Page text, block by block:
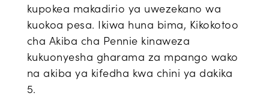
kupokea makadirio ya uwezekano wa
kuokoa pesa. Ikiwa huna bima, Kikokotoo
cha Akiba cha Pennie kinaweza
kukuonyesha gharama za mpango wako
na akiba ya kifedha kwa chini ya dakika
5.